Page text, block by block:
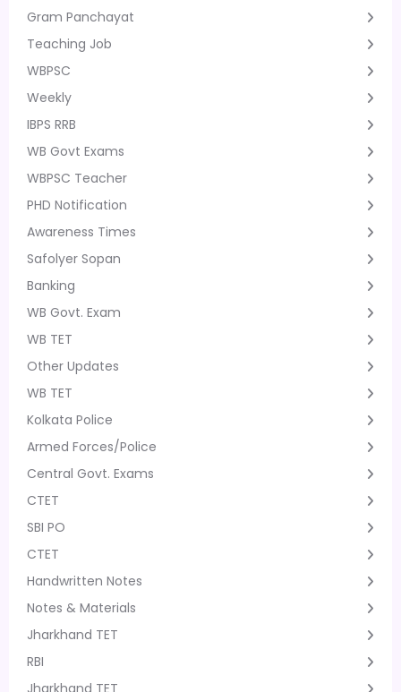
Gram Panchayat
Teaching Job
WBPSC
Weekly
IBPS RRB
WB Govt Exams
WBPSC Teacher
PHD Notification
Awareness Times
Safolyer Sopan
Banking
WB Govt. Exam
WB TET
Other Updates
WB TET
Kolkata Police
Armed Forces/Police
Central Govt. Exams
CTET
SBI PO
CTET
Handwritten Notes
Notes & Materials
Jharkhand TET
RBI
Jharkhand TET